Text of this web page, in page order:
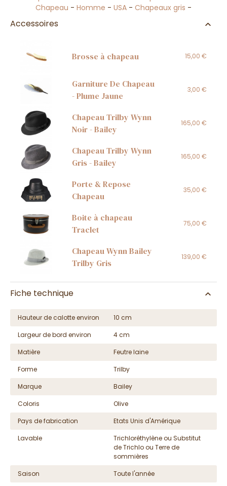
Chapeau - Homme - USA - Chapeaux gris -
Accessoires
Brosse à chapeau 15,00 €
Garniture De Chapeau
- Plume Jaune
3,00 €
Chapeau Trilby Wynn
Noir - Bailey
165,00 €
Chapeau Trilby Wynn
Gris - Bailey
165,00 €
Porte & Repose
Chapeau
35,00 €
Boite à chapeau
Traclet
75,00 €
Chapeau Wynn Bailey
Trilby Gris
139,00 €
Fiche technique
Hauteur de calotte environ
10 cm
Largeur de bord environ
4 cm
Matière
Feutre laine
Forme
Trilby
Marque
Bailey
Coloris
Olive
Pays de fabrication
Etats Unis d'Amérique
Lavable
Trichloréthylène ou Substitut
de Trichlo ou Terre de
sommières
Saison
Toute l'année